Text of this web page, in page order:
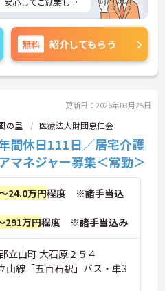
間程度と少なめで
来ます！
ポイントなど、さら
、お気軽にご相談く
無料 紹介してもらう
更新日：2026年03月25日
の里 医療法人財団恵仁会
間休日111日／居宅介護
マネジャー募集＜常勤＞
24.0万円程度 ※諸手当込
291万円程度 ※諸手当込み
立山町 大石原２５４
山線「五百石駅」バス・車3